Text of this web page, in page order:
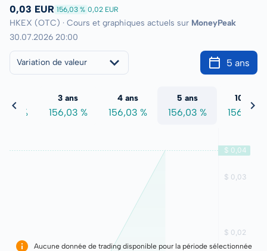
0,03 EUR 156,03 % 0,02 EUR
HKEX (OTC) · Cours et graphiques actuels sur MoneyPeak
30.07.2026 20:00
Variation de valeur 5 ans
%
3 ans
156,03 %
4 ans
156,03 %
5 ans
156,03 %
10 ans
156,03 %
Aucune donnée de trading disponible pour la période sélectionnée